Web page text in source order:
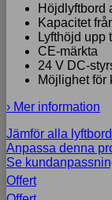
Höjdlyftbord
Kapacitet
Lyfthöjd upp
CE-märkta
24 V DC-
Möjlighet för
› Mer information
Jämför alla lyftbord
Anpassa denna
Se
Offert